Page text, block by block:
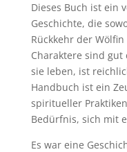
Dieses Buch ist ein
Geschichte, die
Rückkehr der
Charaktere sind
sie leben, ist
Handbuch ist ein
spiritueller
Bedürfnis, sich mit
Es war eine